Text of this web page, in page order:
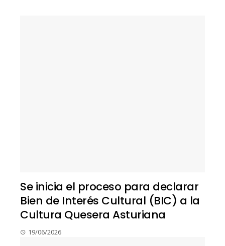
Se inicia el proceso para declarar
Bien de Interés Cultural (BIC) a la
Cultura Quesera Asturiana
19/06/2026